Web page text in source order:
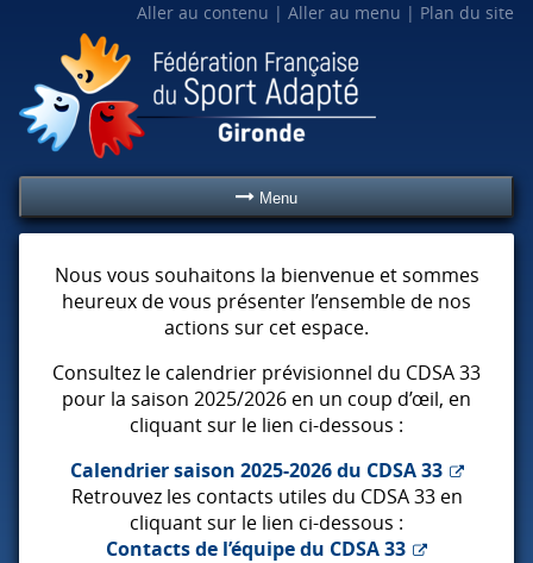
Aller au contenu Aller au menu Plan du site
Menu
Nous vous souhaitons la bienvenue et sommes
heureux de vous présenter l’ensemble de nos
actions sur cet espace.
Consultez le calendrier prévisionnel du CDSA33
pour la saison 2025/2026 en un coup d’œil, en
cliquant sur le lien ci-dessous :
Calendrier saison 2025-2026 du CDSA33
Retrouvez les contacts utiles du CDSA33 en
cliquant sur le lien ci-dessous :
Contacts de l’équipe du CDSA33